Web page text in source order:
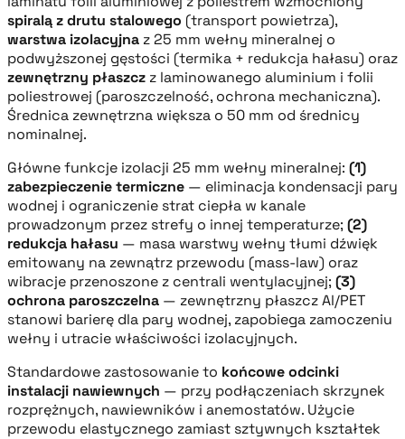
spiralą z drutu stalowego (transport powietrza),
warstwa izolacyjna z 25 mm wełny mineralnej o
podwyższonej gęstości (termika + redukcja hałasu) oraz
zewnętrzny płaszcz z laminowanego aluminium i folii
poliestrowej (paroszczelność, ochrona mechaniczna).
Średnica zewnętrzna większa o 50 mm od średnicy
nominalnej.
Główne funkcje izolacji 25 mm wełny mineralnej: (1)
zabezpieczenie termiczne — eliminacja kondensacji pary
wodnej i ograniczenie strat ciepła w kanale
prowadzonym przez strefy o innej temperaturze;(2)
redukcja hałasu — masa warstwy wełny tłumi dźwięk
emitowany na zewnątrz przewodu (mass-law) oraz
wibracje przenoszone z centrali wentylacyjnej;(3)
ochrona paroszczelna — zewnętrzny płaszcz Al/PET
stanowi barierę dla pary wodnej, zapobiega zamoczeniu
wełny i utracie właściwości izolacyjnych.
Standardowe zastosowanie to końcowe odcinki
instalacji nawiewnych — przy podłączeniach skrzynek
rozprężnych, nawiewników i anemostatów. Użycie
przewodu elastycznego zamiast sztywnych kształtek